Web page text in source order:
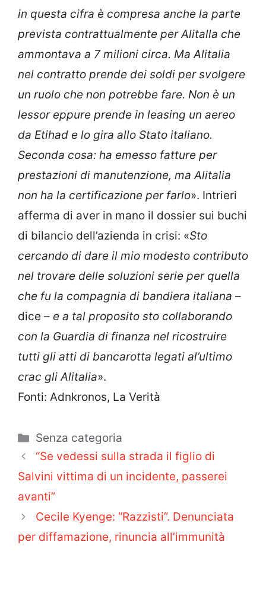
in questa cifra è compresa anche la parte
prevista contrattualmente per Alitalla che
ammontava a 7 milioni circa. Ma Alitalia
nel contratto prende dei soldi per svolgere
un ruolo che non potrebbe fare. Non è un
lessor eppure prende in leasing un aereo
da Etihad e lo gira allo Stato italiano.
Seconda cosa: ha emesso fatture per
prestazioni di manutenzione, ma Alitalia
non ha la certificazione per farlo». Intrieri
afferma di aver in mano il dossier sui buchi
di bilancio dell’azienda in crisi: «Sto
cercando di dare il mio modesto contributo
nel trovare delle soluzioni serie per quella
che fu la compagnia di bandiera italiana –
dice – e a tal proposito sto collaborando
con la Guardia di finanza nel ricostruire
tutti gli atti di bancarotta legati al’ultimo
crac gli Alitalia».
Fonti: Adnkronos, La Verità
Categorie
Senza categoria
“Se vedessi sulla strada il figlio di
Salvini vittima di un incidente, passerei
avanti”
Cecile Kyenge: “Razzisti”. Denunciata
per diffamazione, rinuncia all’immunità